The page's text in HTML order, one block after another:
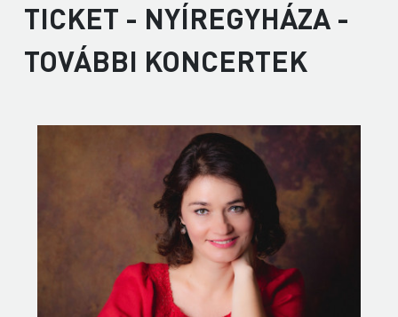
TICKET - NYÍREGYHÁZA -
TOVÁBBI KONCERTEK